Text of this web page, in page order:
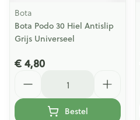
Bota
Bota Podo 30 Hiel Antislip
Grijs Universeel
€ 4,80
Bestel